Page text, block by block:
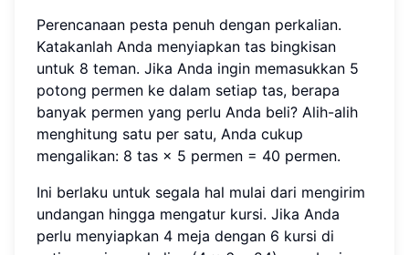
Perencanaan pesta penuh dengan perkalian.
Katakanlah Anda menyiapkan tas bingkisan
untuk 8 teman. Jika Anda ingin memasukkan 5
potong permen ke dalam setiap tas, berapa
banyak permen yang perlu Anda beli? Alih-alih
menghitung satu per satu, Anda cukup
mengalikan: 8 tas × 5 permen = 40 permen.
Ini berlaku untuk segala hal mulai dari mengirim
undangan hingga mengatur kursi. Jika Anda
perlu menyiapkan 4 meja dengan 6 kursi di